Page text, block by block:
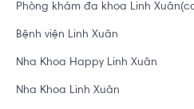
Bệnh viện Linh Xuân
Nha Khoa Happy Linh Xuân
Nha Khoa Linh Xuân